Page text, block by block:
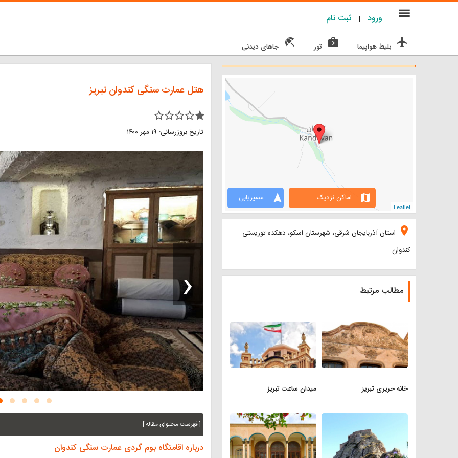
ثبت نام | ورود menu
flight بلیط هواپیما next_week تور beach_access جاهای دیدنی
هتل عمارت سنگی کندوان تبریز
star_border star_border star_border star_border star
تاریخ بروزرسانی: ۱۹ مهر ۱۴۰۰
‹
[ فهرست محتوای مقاله ]
درباره اقامتگاه بوم گردی عمارت سنگی کندوان
Leaflet
navigation مسیریابی map اماکن نزدیک
location_on استان آذربایجان شرقی، شهرستان اسکو، دهکده توریستی
کندوان
مطالب مرتبط
خانه حریری تبریز میدان ساعت تبریز